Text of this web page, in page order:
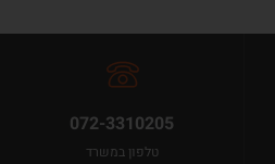
072-3310205
טלפון במשרד